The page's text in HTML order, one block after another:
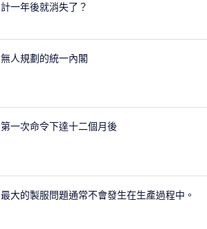
計一年後就消失了？
無人規劃的統一內閣
第一次命令下達十二個月後
最大的製服問題通常不會發生在生產過程中。